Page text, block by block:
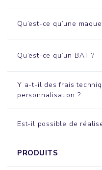
Qu’est-ce qu’une
Qu’est-ce qu’un BAT ?
Y a-t-il des frais
personnalisation ?
Est-il possible de
PRODUITS